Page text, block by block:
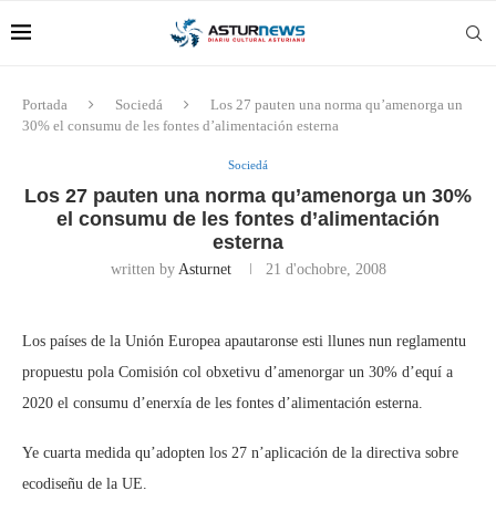
Portada Sociedá
Los 27 pauten una norma qu’amenorga un
30% el consumu de les fontes d’alimentación esterna
Sociedá
Los 27 pauten una norma qu’amenorga un 30%
el consumu de les fontes d’alimentación
esterna
written by Asturnet 21 d'ochobre, 2008
Los países de la Unión Europea apautaronse esti llunes nun reglamentu
propuestu pola Comisión col obxetivu d’amenorgar un 30% d’equí a
2020 el consumu d’enerxía de les fontes d’alimentación esterna.
Ye cuarta medida qu’adopten los 27 n’aplicación de la directiva sobre
ecodiseñu de la UE.